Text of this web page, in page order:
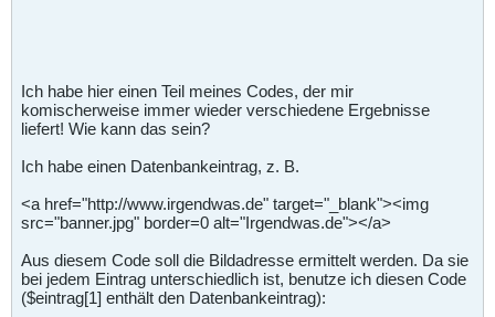
Ich habe hier einen Teil meines Codes, der mir
komischerweise immer wieder verschiedene Ergebnisse
liefert! Wie kann das sein?
Ich habe einen Datenbankeintrag, z. B.
<a href="http://www.irgendwas.de" target="_blank"><img
src="banner.jpg" border=0 alt="Irgendwas.de"></a>
Aus diesem Code soll die Bildadresse ermittelt werden. Da sie
bei jedem Eintrag unterschiedlich ist, benutze ich diesen Code
($eintrag[1] enthält den Datenbankeintrag):